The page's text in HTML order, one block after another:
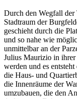
Durch den Wegfall der
Stadtraum der
geschieht durch die
und so nahe wie
unmittelbar an der
Julius Maurizio in
werden und es
die Haus- und
die Innenräume der
umzubauen, die den